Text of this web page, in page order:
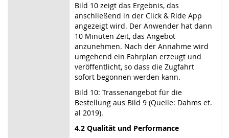
Bild 10 zeigt das Ergebnis, das
anschließend in der Click & Ride App
angezeigt wird. Der Anwender hat dann
10 Minuten Zeit, das Angebot
anzunehmen. Nach der Annahme wird
umgehend ein Fahrplan erzeugt und
veröffentlicht, so dass die Zugfahrt
sofort begonnen werden kann.
Bild 10: Trassenangebot für die
Bestellung aus Bild 9 (Quelle: Dahms et.
al 2019).
4.2 Qualität und Performance